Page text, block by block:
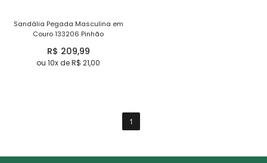
Sandália Pegada Masculina em
Couro 133206 Pinhão
R$ 209,99
ou 10x de R$ 21,00
1